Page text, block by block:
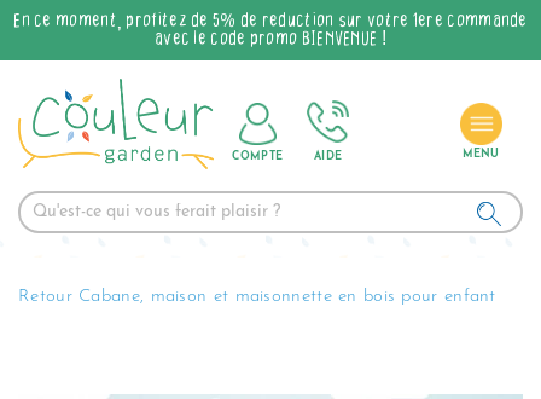
En ce moment, profitez de 5% de réduction sur votre 1ère commande
avec le code promo BIENVENUE !
COMPTE AIDE
Retour Cabane, maison et maisonnette en bois pour enfant